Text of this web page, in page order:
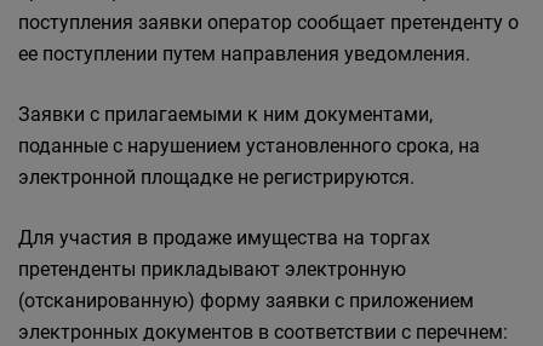
поступления заявки оператор сообщает претенденту о
ее поступлении путем направления уведомления.
Заявки с прилагаемыми к ним документами,
поданные с нарушением установленного срока, на
электронной площадке не регистрируются.
Для участия в продаже имущества на торгах
претенденты прикладывают электронную
(отсканированную) форму заявки с приложением
электронных документов в соответствии с перечнем: